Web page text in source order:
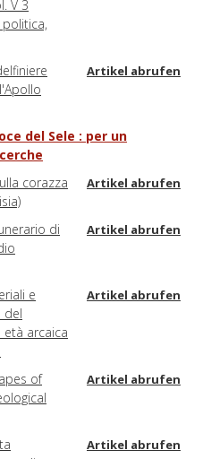
V 3
Artikel abrufen
del Sele : per un
corazza
Artikel abrufen
di
Artikel abrufen
e
del
arcaica
Artikel abrufen
of
Artikel abrufen
Artikel abrufen